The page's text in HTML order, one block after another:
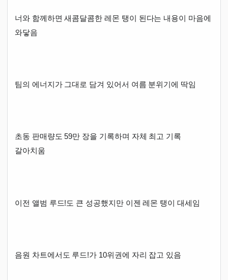
너와 함께하면 새콤달콤한 레몬 탱이 된다는 내용이 마음에
와닿음
팀의 에너지가 그대로 담겨 있어서 여름 분위기에 딱임
초동 판매량도 59만 장을 기록하며 자체 최고 기록
갈아치움
이전 앨범 루드!도 큰 성공했지만 이젠 레몬 탱이 대세임
음원 차트에서도 루드!가 10위권에 자리 잡고 있음